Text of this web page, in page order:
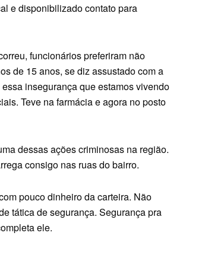
e disponibilizado contato para
funcionários preferiram não
de 15 anos, se diz assustado com a
insegurança que estamos vivendo
Teve na farmácia e agora no posto
dessas ações criminosas na região.
consigo nas ruas do bairro.
pouco dinheiro da carteira. Não
tática de segurança. Segurança pra
ele.